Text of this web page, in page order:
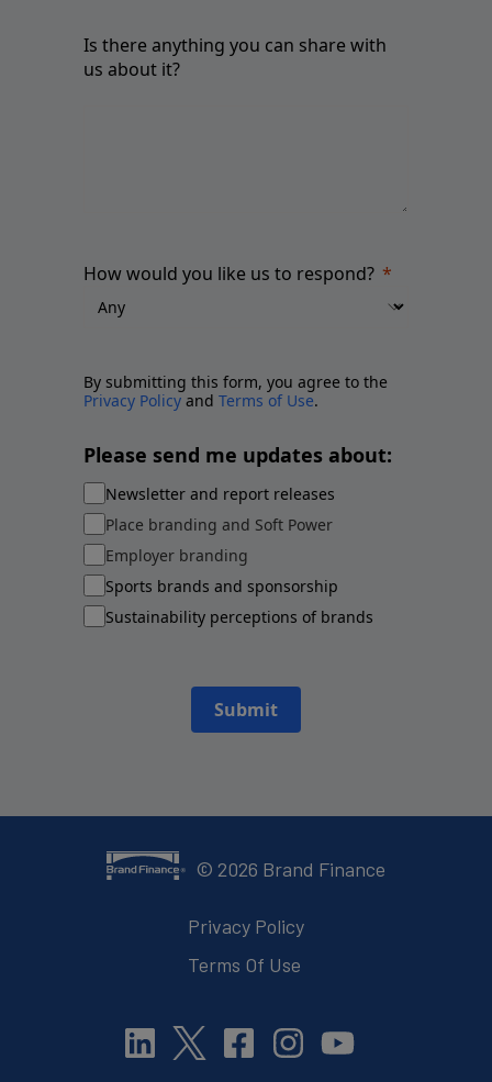
Is there anything you can share with
us about it?
How would you like us to respond?
By submitting this form, you agree to the
Privacy Policy and Terms of Use.
Please send me updates about:
Newsletter and report releases
Place branding and Soft Power
Employer branding
Sports brands and sponsorship
Sustainability perceptions of brands
Submit
© 2026 Brand Finance
Privacy Policy
Terms Of Use